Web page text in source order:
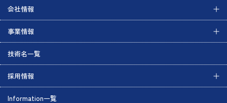
会社情報
事業情報
技術名一覧
採用情報
Information一覧